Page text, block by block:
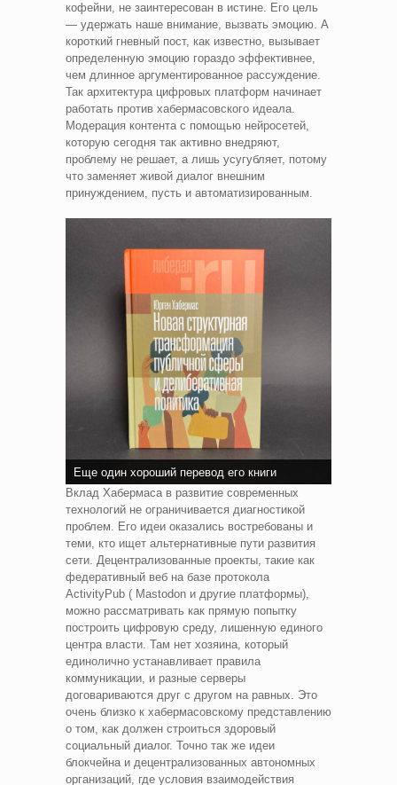
кофейни, не заинтересован в истине. Его цель
— удержать наше внимание, вызвать эмоцию. А
короткий гневный пост, как известно, вызывает
определенную эмоцию гораздо эффективнее,
чем длинное аргументированное рассуждение.
Так архитектура цифровых платформ начинает
работать против хабермасовского идеала.
Модерация контента с помощью нейросетей,
которую сегодня так активно внедряют,
проблему не решает, а лишь усугубляет, потому
что заменяет живой диалог внешним
принуждением, пусть и автоматизированным.
Еще один хороший перевод его книги
Вклад Хабермаса в развитие современных
технологий не ограничивается диагностикой
проблем. Его идеи оказались востребованы и
теми, кто ищет альтернативные пути развития
сети. Децентрализованные проекты, такие как
федеративный веб на базе протокола
ActivityPub ( Mastodon и другие платформы),
можно рассматривать как прямую попытку
построить цифровую среду, лишенную единого
центра власти. Там нет хозяина, который
единолично устанавливает правила
коммуникации, и разные серверы
договариваются друг с другом на равных. Это
очень близко к хабермасовскому представлению
о том, как должен строиться здоровый
социальный диалог. Точно так же идеи
блокчейна и децентрализованных автономных
организаций, где условия взаимодействия